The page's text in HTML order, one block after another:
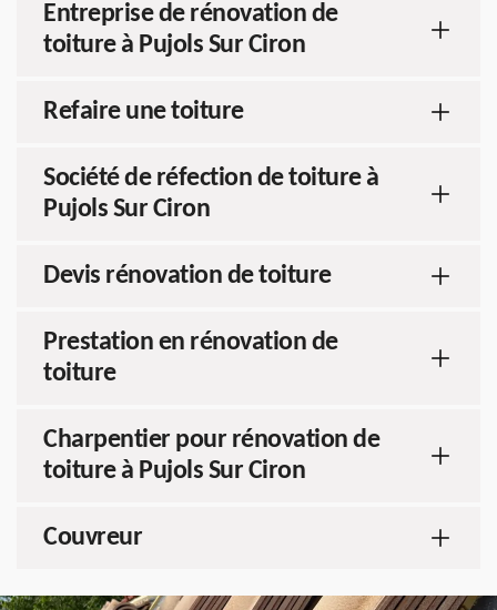
Entreprise de rénovation de
toiture à Pujols Sur Ciron
Refaire une toiture
Société de réfection de toiture à
Pujols Sur Ciron
Devis rénovation de toiture
Prestation en rénovation de
toiture
Charpentier pour rénovation de
toiture à Pujols Sur Ciron
Couvreur